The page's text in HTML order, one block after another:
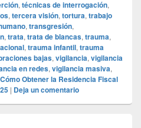
, técnicas de interrogación,
, tercera visión, tortura, trabajo
, transgresión,
, trata, trata de blancas, trauma,
, trauma infantil, trauma
bajas, vigilancia, vigilancia
en redes, vigilancia masiva,
Obtener la Residencia Fiscal
| Deja un comentario